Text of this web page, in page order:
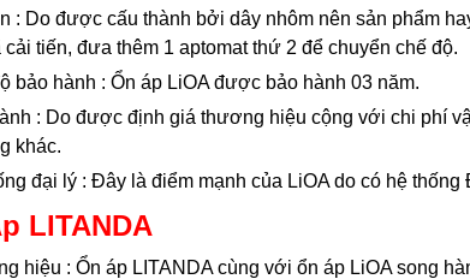
: Do được cấu thành bởi dây nhôm nên sản phẩm
cải tiến, đưa thêm 1 aptomat thứ 2 để chuyển chế độ.
bảo hành : Ổn áp LiOA được bảo hành 03 năm.
: Do được định giá thương hiệu cộng với chi phí
khác.
đại lý : Đây là điểm mạnh của LiOA do có hệ
LITANDA
hiệu : Ổn áp LITANDA cùng với ổn áp LiOA song